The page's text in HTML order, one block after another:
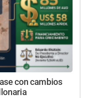
con cambios